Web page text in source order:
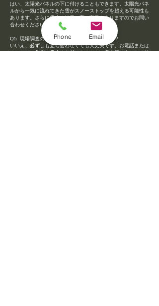
はい、太陽光パネルの下に付けることもできます。太陽光パネ
ルから一気に流れてきた雪がスノーストップを超える可能性も
あります。さらに雪止め効果の高い商品もありますのでお問い
合わせください。
Q5. 現場調査の時に必ず立ち合いが必要ですか？
いいえ、必ずしも立ち会わなくても大丈夫です。お電話または
メールで、北側に雪止めを付けたいとか、温水器の上にだけ付
Phone Email